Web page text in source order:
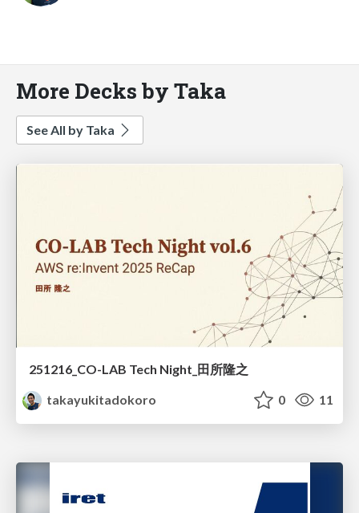
More Decks by Taka
See All by Taka
251216_CO-LAB Tech Night_田所隆之
takayukitadokoro
0 11